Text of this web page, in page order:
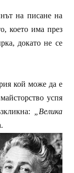
на писане на
което има през
докато не се
кой може да е
успя
„Велика